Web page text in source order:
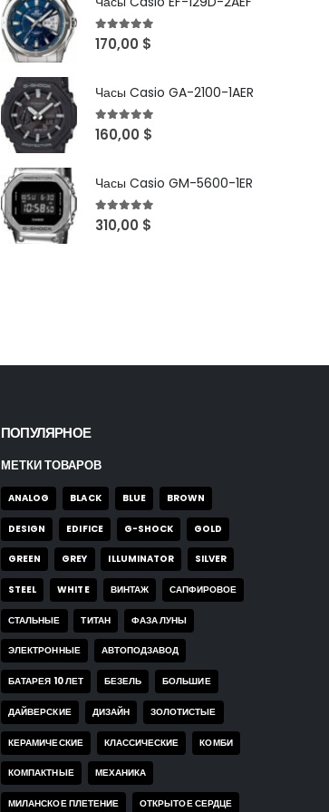
5out of 5
170,00 $
Часы Casio GA-2100-1AER
5out of 5
160,00 $
Часы Casio GM-5600-1ER
5out of 5
310,00 $
ПОПУЛЯРНОЕ
МЕТКИ ТОВАРОВ
ANALOG BLACK BLUE BROWN
DESIGN EDIFICE G-SHOCK GOLD
GREEN GREY ILLUMINATOR SILVER
STEEL WHITE ВИНТАЖ САПФИРОВОЕ
СТАЛЬНЫЕ ТИТАН ФАЗА ЛУНЫ
ЭЛЕКТРОННЫЕ АВТОПОДЗАВОД
БАТАРЕЯ 10 ЛЕТ БЕЗЕЛЬ БОЛЬШИЕ
ДАЙВЕРСКИЕ ДИЗАЙН ЗОЛОТИСТЫЕ
КЕРАМИЧЕСКИЕ КЛАССИЧЕСКИЕ КОМБИ
КОМПАКТНЫЕ МЕХАНИКА
МИЛАНСКОЕ ПЛЕТЕНИЕ ОТКРЫТОЕ СЕРДЦЕ